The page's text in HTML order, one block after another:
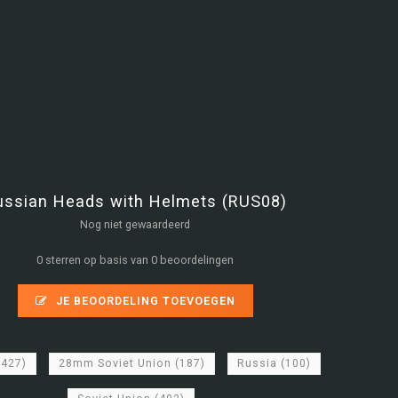
Heads with Helmets (RUS08)
Nog niet gewaardeerd
0 sterren op basis van 0 beoordelingen
JE BEOORDELING TOEVOEGEN
28mm Soviet Union (187) Russia (100)